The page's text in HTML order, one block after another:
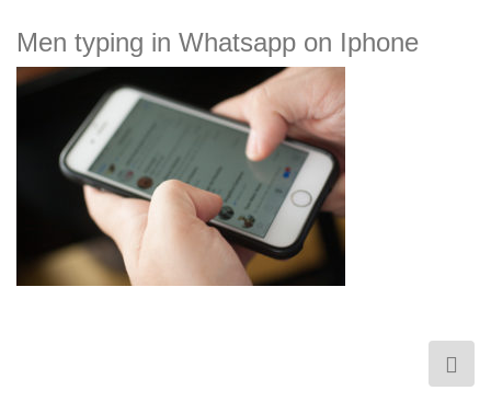
Men typing in Whatsapp on Iphone